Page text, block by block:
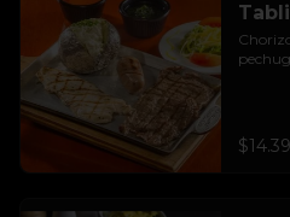
$14.39